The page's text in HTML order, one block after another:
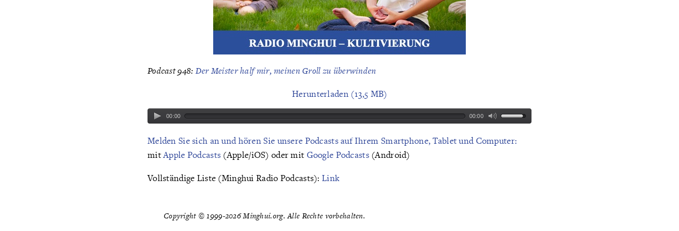
Podcast 948: Der Meister half mir, meinen Groll zu überwinden
Herunterladen (13,5 MB)
00:00 00:00
Melden Sie sich an und hören Sie unsere Podcasts auf Ihrem Smartphone, Tablet und Computer:
mitApple Podcasts (Apple/iOS) oder mit Google Podcasts(Android)
Vollständige Liste (Minghui Radio Podcasts): Link
Copyright © 1999-2026 Minghui.org. Alle Rechte vorbehalten.